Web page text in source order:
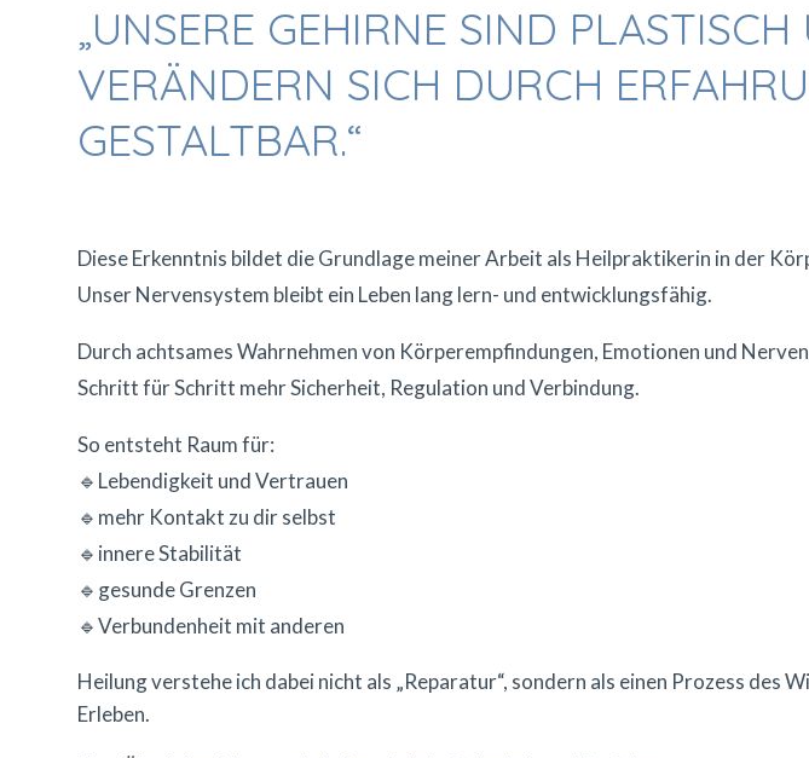
„UNSERE GEHIRNE SIND PLASTISCH
VERÄNDERN SICH DURCH
GESTALTBAR.“
Diese Erkenntnis bildet die Grundlage meiner Arbeit als Heilpraktikerin in der
Unser Nervensystem bleibt ein Leben lang lern- und entwicklungsfähig.
Durch achtsames Wahrnehmen von Körperempfindungen, Emotionen und
Schritt für Schritt mehr Sicherheit, Regulation und Verbindung.
So entsteht Raum für:
🔹Lebendigkeit und Vertrauen
🔹mehr Kontakt zu dir selbst
🔹innere Stabilität
🔹gesunde Grenzen
🔹Verbundenheit mit anderen
Heilung verstehe ich dabei nicht als „Reparatur“, sondern als einen Prozess
Erleben.